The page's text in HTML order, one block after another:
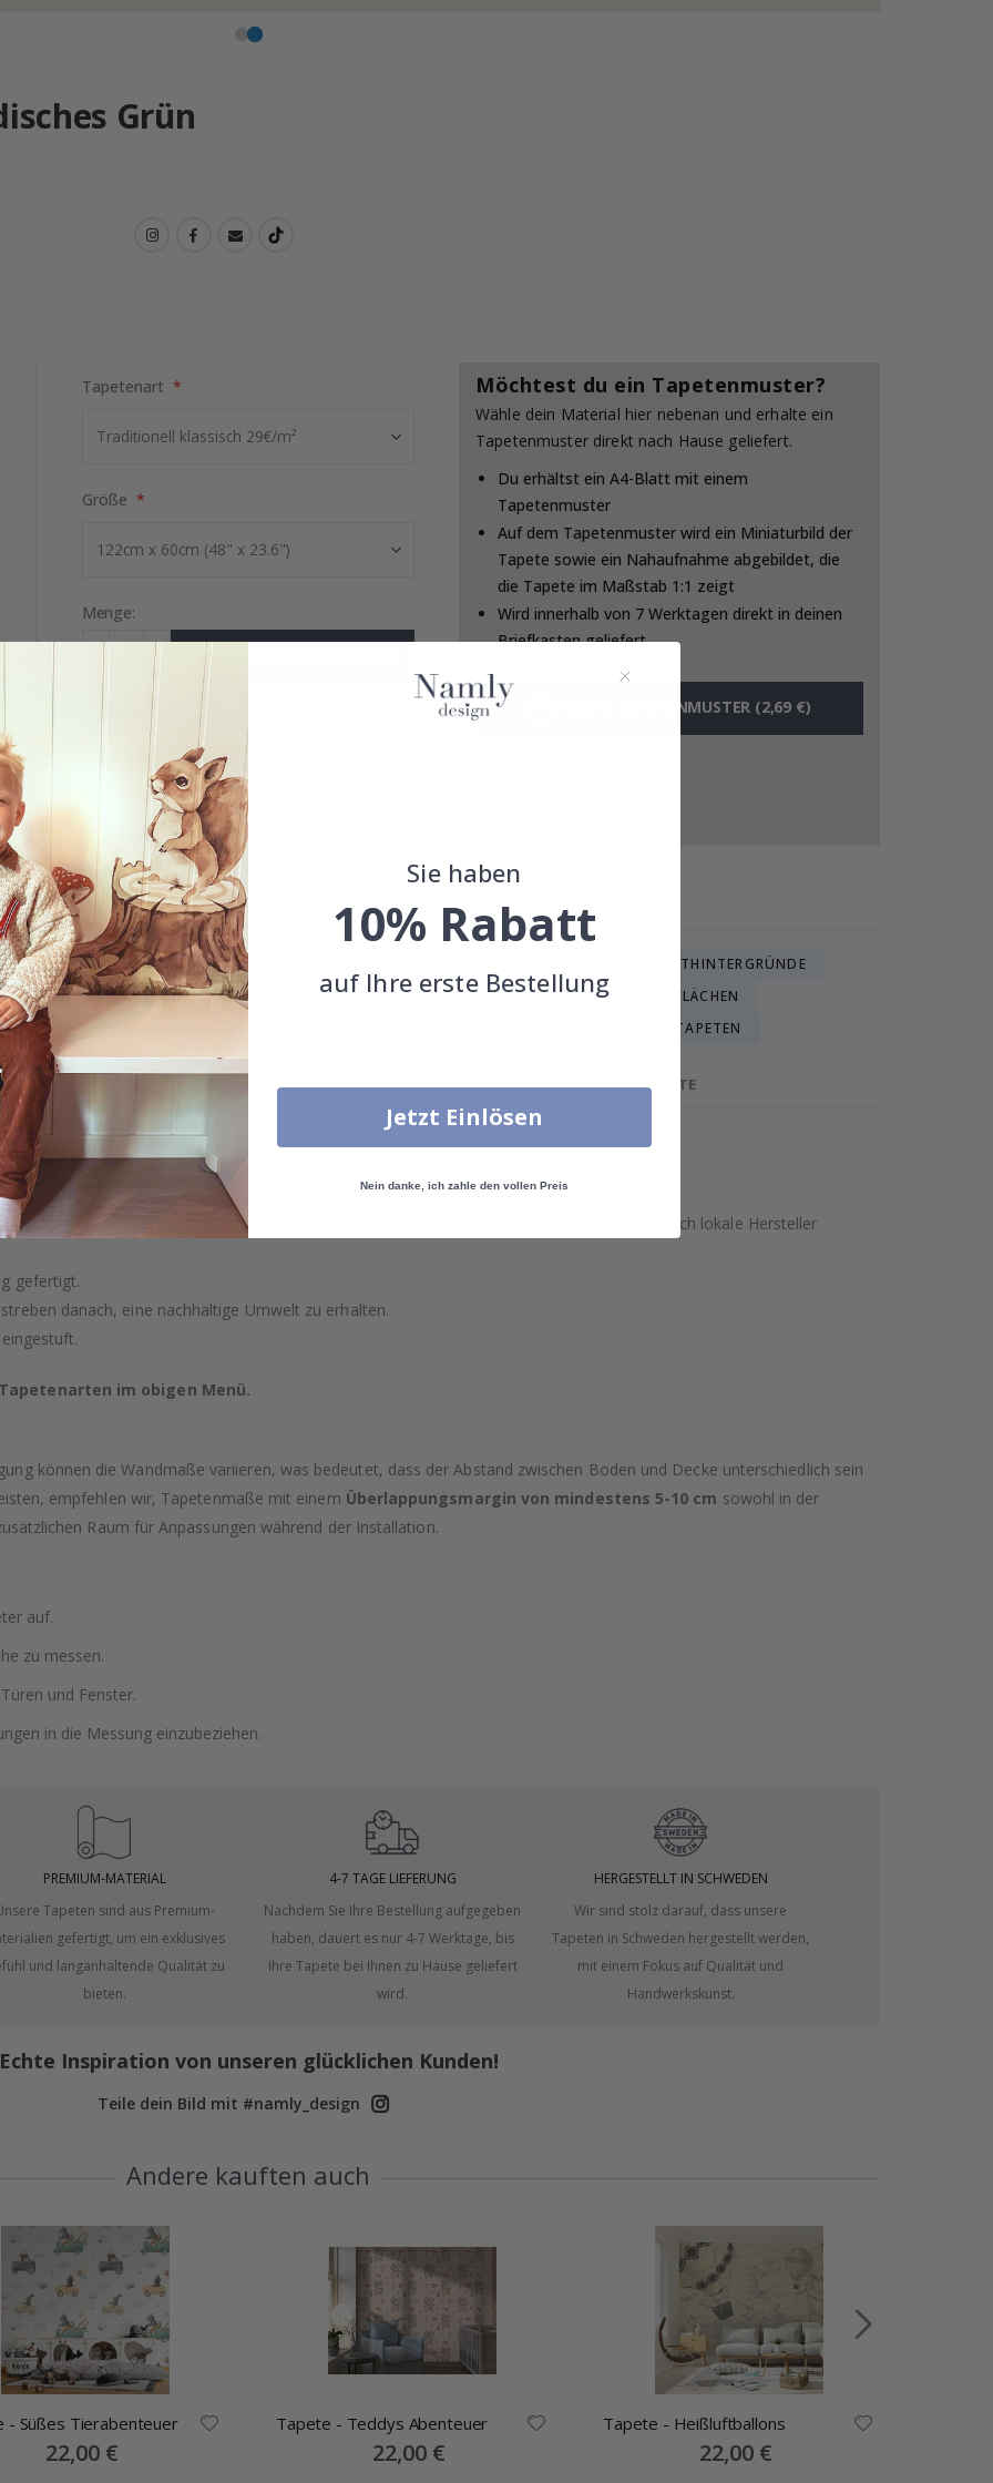
Grün
Tapetenart
Größe
Menge:
EINFACHE
INSTALLATION
ZUFRIEDENHEITSGARANTIE
Möchtest du ein Tapetenmuster?
Wähle dein Material hier nebenan und erhalte ein
Tapetenmuster direkt nach Hause geliefert.
Du erhältst ein A4-Blatt mit einem
Tapetenmuster
Auf dem Tapetenmuster wird ein Miniaturbild der
Tapete sowie ein Nahaufnahme abgebildet, die
die Tapete im Maßstab 1:1 zeigt
Wird innerhalb von 7 Werktagen direkt in deinen
Briefkasten geliefert
KAUFE TAPETENMUSTER (2,69 €)
FAHRZEUG- & AUTOTAPETEN
SPORTHINTERGRÜNDE
FOTOTAPETEN – KARTE ARCHITEKTUR UND STÄDTE
TEXTUREN & OBERFLÄCHEN
ABSTRAKT MASSGESCHNEIDERTE FARBTAPETEN
sorgfältig ausgewählt oder von unserem talentierten Designteam entworfen.
von Luxus verleihen und Ihren Wänden ein exklusives Gefühl geben.
in Schweden hergestellt, was nicht nur herausragende Qualität garantiert, sondern auch lokale Hersteller
gefertigt.
danach, eine nachhaltige Umwelt zu erhalten.
im obigen Menü.
können die Wandmaße variieren, was bedeutet, dass der Abstand zwischen Boden und Decke unterschiedlich sein
empfehlen wir, Tapetenmaße mit einem Überlappungsmargin von mindestens 5-10 cm sowohl in der
Raum für Anpassungen während der Installation.
auf.
zu messen.
und Fenster.
in die Messung einzubeziehen.
MATERIAL WÄHLEN PEEL & STICK - SELBSTKLEBENDE TAPETE TRADITIONAL CLASSIC - TAPETE
PREMIUM-MATERIAL
Tapeten sind aus Premium-
gefertigt, um ein exklusives
und langanhaltende Qualität zu
bieten.
4-7 TAGE LIEFERUNG
Nachdem Sie Ihre Bestellung aufgegeben
haben, dauert es nur 4-7 Werktage, bis
Ihre Tapete bei Ihnen zu Hause geliefert
wird.
HERGESTELLT IN SCHWEDEN
Wir sind stolz darauf, dass unsere
Tapeten in Schweden hergestellt werden,
mit einem Fokus auf Qualität und
Handwerkskunst.
Echte Inspiration von unseren glücklichen Kunden!
Teile dein Bild mit #namly_design
Andere kauften auch
- Süßes Tierabenteuer
Special
Price
22,00 €
Tapete - Teddys Abenteuer
Special
Price
22,00 €
Tapete - Heißluftballons
Special
Price
22,00 €
Sie haben
10% Rabatt
auf Ihre erste Bestellung
Jetzt Einlösen
Nein danke, ich zahle den vollen Preis